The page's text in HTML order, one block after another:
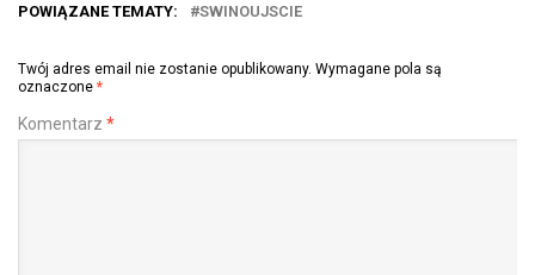
POWIĄZANE TEMATY: SWINOUJSCIE
Twój adres email nie zostanie opublikowany. Wymagane pola są
oznaczone *
Komentarz *